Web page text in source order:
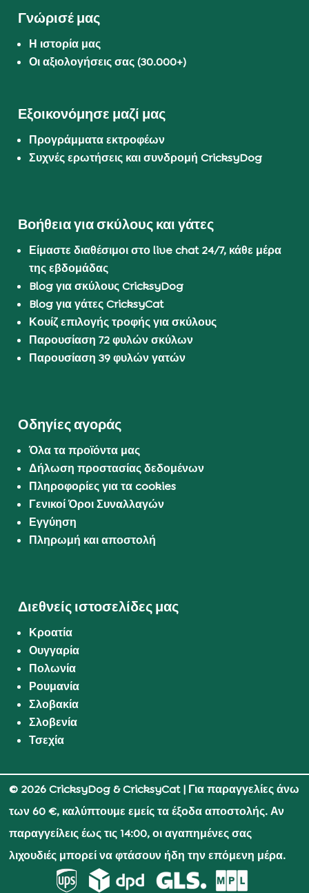
Γνώρισέ μας
Η ιστορία μας
Οι αξιολογήσεις σας (30.000+)
Εξοικονόμησε μαζί μας
Προγράμματα εκτροφέων
Συχνές ερωτήσεις και συνδρομή CricksyDog
Βοήθεια για σκύλους και γάτες
Είμαστε διαθέσιμοι στο live chat 24/7, κάθε μέρα
της εβδομάδας
Blog για σκύλους CricksyDog
Blog για γάτες CricksyCat
Κουίζ επιλογής τροφής για σκύλους
Παρουσίαση 72 φυλών σκύλων
Παρουσίαση 39 φυλών γατών
Οδηγίες αγοράς
Όλα τα προϊόντα μας
Δήλωση προστασίας δεδομένων
Πληροφορίες για τα cookies
Γενικοί Όροι Συναλλαγών
Εγγύηση
Πληρωμή και αποστολή
Διεθνείς ιστοσελίδες μας
Κροατία
Ουγγαρία
Πολωνία
Ρουμανία
Σλοβακία
Σλοβενία
Τσεχία
© 2026 CricksyDog & CricksyCat| Για παραγγελίες άνω
των 60 €, καλύπτουμε εμείς τα έξοδα αποστολής. Αν
παραγγείλεις έως τις 14:00, οι αγαπημένες σας
λιχουδιές μπορεί να φτάσουν ήδη την επόμενη μέρα.